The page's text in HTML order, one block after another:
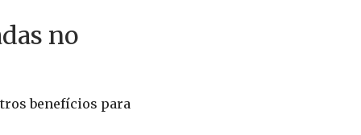
no
benefícios para